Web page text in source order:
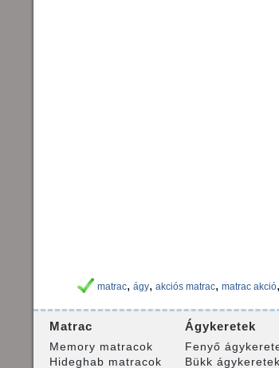
matrac, ágy, akciós matrac, matrac akció,
Matrac
Memory matracok
Hideghab matracok
Ágykeretek
Fenyő
Bükk ágykeretek